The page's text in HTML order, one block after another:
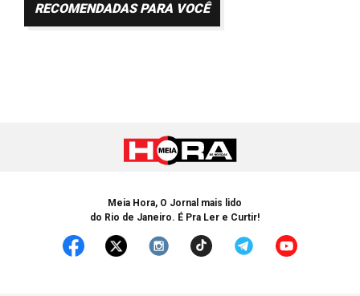
RECOMENDADAS PARA VOCÊ
Meia Hora, O Jornal mais lido
do Rio de Janeiro. É Pra Ler e Curtir!